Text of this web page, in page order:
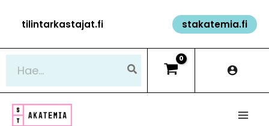
sisältöön
tilintarkastajat.fi stakatemia.fi